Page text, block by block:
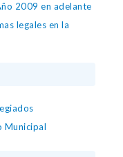
2009 en adelante
legales en la
Municipal